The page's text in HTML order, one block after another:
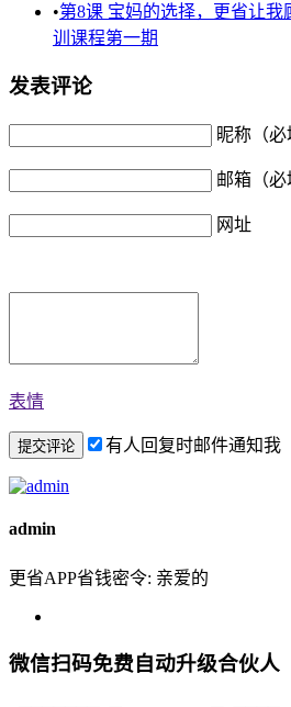
•第8课 宝妈的选择，更省让
训课程第一期
发表评论
昵称（必
邮箱（必
网址
表情
有人回复时邮件通知我
admin
更省APP省钱密令: 亲爱的
微信扫码免费自动升级合伙人